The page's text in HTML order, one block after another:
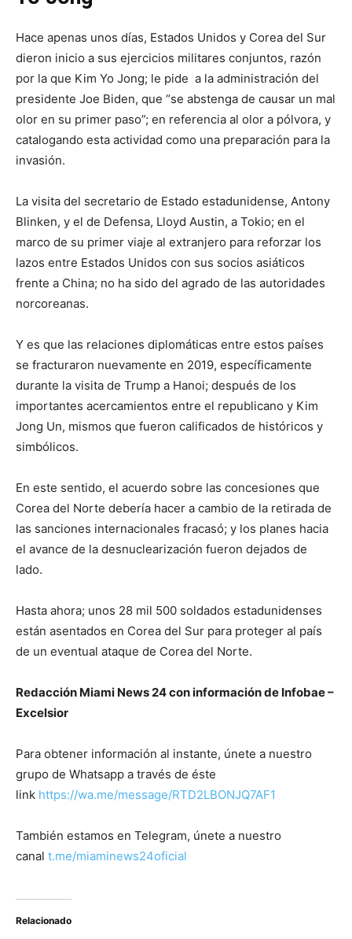
Hace apenas unos días, Estados Unidos y Corea del Sur
dieron inicio a sus ejercicios militares conjuntos, razón
por la que Kim Yo Jong; le pide a la administración del
presidente Joe Biden, que “se abstenga de causar un mal
olor en su primer paso”; en referencia al olor a pólvora, y
catalogando esta actividad como una preparación para la
invasión.
La visita del secretario de Estado estadunidense, Antony
Blinken, y el de Defensa, Lloyd Austin, a Tokio; en el
marco de su primer viaje al extranjero para reforzar los
lazos entre Estados Unidos con sus socios asiáticos
frente a China; no ha sido del agrado de las autoridades
norcoreanas.
Y es que las relaciones diplomáticas entre estos países
se fracturaron nuevamente en 2019, específicamente
durante la visita de Trump a Hanoi; después de los
importantes acercamientos entre el republicano y Kim
Jong Un, mismos que fueron calificados de históricos y
simbólicos.
En este sentido, el acuerdo sobre las concesiones que
Corea del Norte debería hacer a cambio de la retirada de
las sanciones internacionales fracasó; y los planes hacia
el avance de la desnuclearización fueron dejados de
lado.
Hasta ahora; unos 28 mil 500 soldados estadunidenses
están asentados en Corea del Sur para proteger al país
de un eventual ataque de Corea del Norte.
Redacción Miami News 24 con información de Infobae –
Excelsior
Para obtener información al instante, únete a nuestro
grupo de Whatsapp a través de éste
link https://wa.me/message/RTD2LBONJQ7AF1
También estamos en Telegram, únete a nuestro
canal t.me/miaminews24oficial
Relacionado